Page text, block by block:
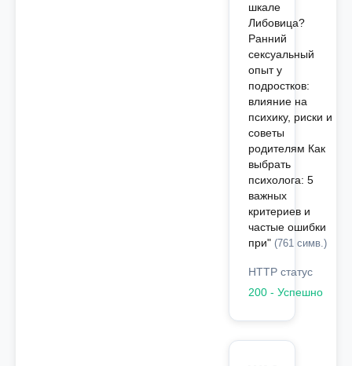
шкале
Либовица?
Ранний
сексуальный
опыт у
подростков:
влияние на
психику, риски и
советы
родителям Как
выбрать
психолога: 5
важных
критериев и
частые ошибки
при" (761 симв.)
HTTP статус
200 - Успешно